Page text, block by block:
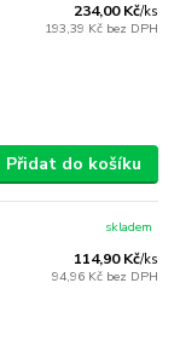
234,00 Kč/ks
193,39 Kč bez DPH
Přidat do košíku
114,90 Kč/ks
94,96 Kč bez DPH
skladem